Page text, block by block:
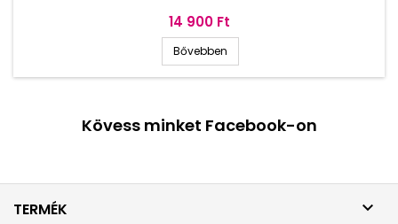
Ár
14 900 Ft
Bővebben
Kövess minket Facebook-on
TERMÉK 